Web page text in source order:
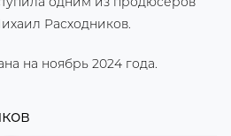
Расходников.
на ноябрь 2024 года.